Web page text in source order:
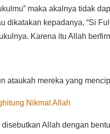
maka akalnya tidak
dikatakan kepadanya, “Si
Karena itu Allah
ataukah mereka yang
Nikmat Allah
Allah dengan